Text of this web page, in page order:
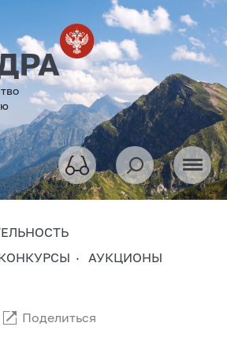
АУКЦИОНЫ
Поделиться